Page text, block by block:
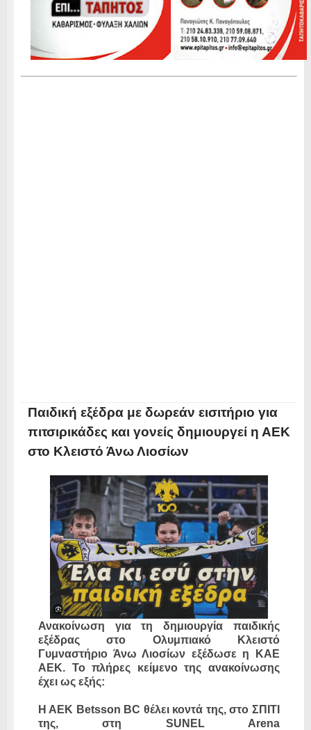
Παιδική εξέδρα με δωρεάν εισιτήριο για
πιτσιρικάδες και γονείς δημιουργεί η ΑΕΚ
στο Κλειστό Άνω Λιοσίων
Ανακοίνωση για τη δημιουργία παιδικής
εξέδρας στο Ολυμπιακό Κλειστό
Γυμναστήριο Άνω Λιοσίων εξέδωσε η ΚΑΕ
ΑΕΚ. Το πλήρες κείμενο της ανακοίνωσης
έχει ως εξής:
Η ΑΕΚ Βetsson BC θέλει κοντά της, στο ΣΠΙΤΙ
της, στη SUNEL Arena